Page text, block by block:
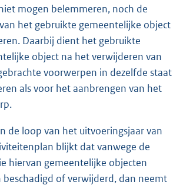
mogen belemmeren, noch de
het gebruikte gemeentelijke object
Daarbij dient het gebruikte
object na het verwijderen van
voorwerpen in dezelfde staat
als voor het aanbrengen van het
de loop van het uitvoeringsjaar van
blijkt dat vanwege de
hiervan gemeentelijke objecten
of verwijderd, dan neemt